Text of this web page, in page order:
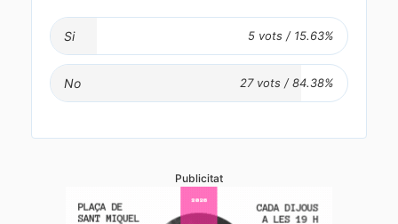
Si
No
Publicitat